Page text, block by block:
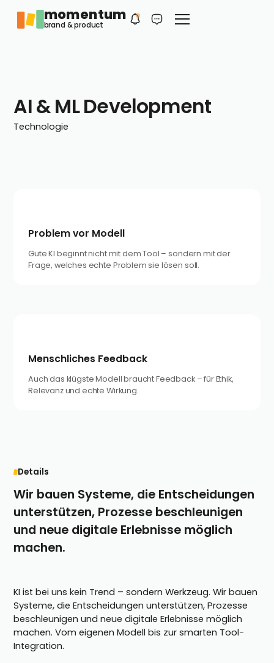
momentum
brand & product
Philip
Dein erster Kontakt
AI & ML Development
Technologie
Problem vor Modell
Gute KI beginnt nicht mit dem Tool – sondern mit der
Frage, welches echte Problem sie lösen soll.
Menschliches Feedback
Auch das klügste Modell braucht Feedback – für Ethik,
Relevanz und echte Wirkung.
Details
Wir bauen Systeme, die Entscheidungen
unterstützen, Prozesse beschleunigen
und neue digitale Erlebnisse möglich
machen.
KI ist bei uns kein Trend – sondern Werkzeug. Wir bauen
Systeme, die Entscheidungen unterstützen, Prozesse
beschleunigen und neue digitale Erlebnisse möglich
machen. Vom eigenen Modell bis zur smarten Tool-
Integration.